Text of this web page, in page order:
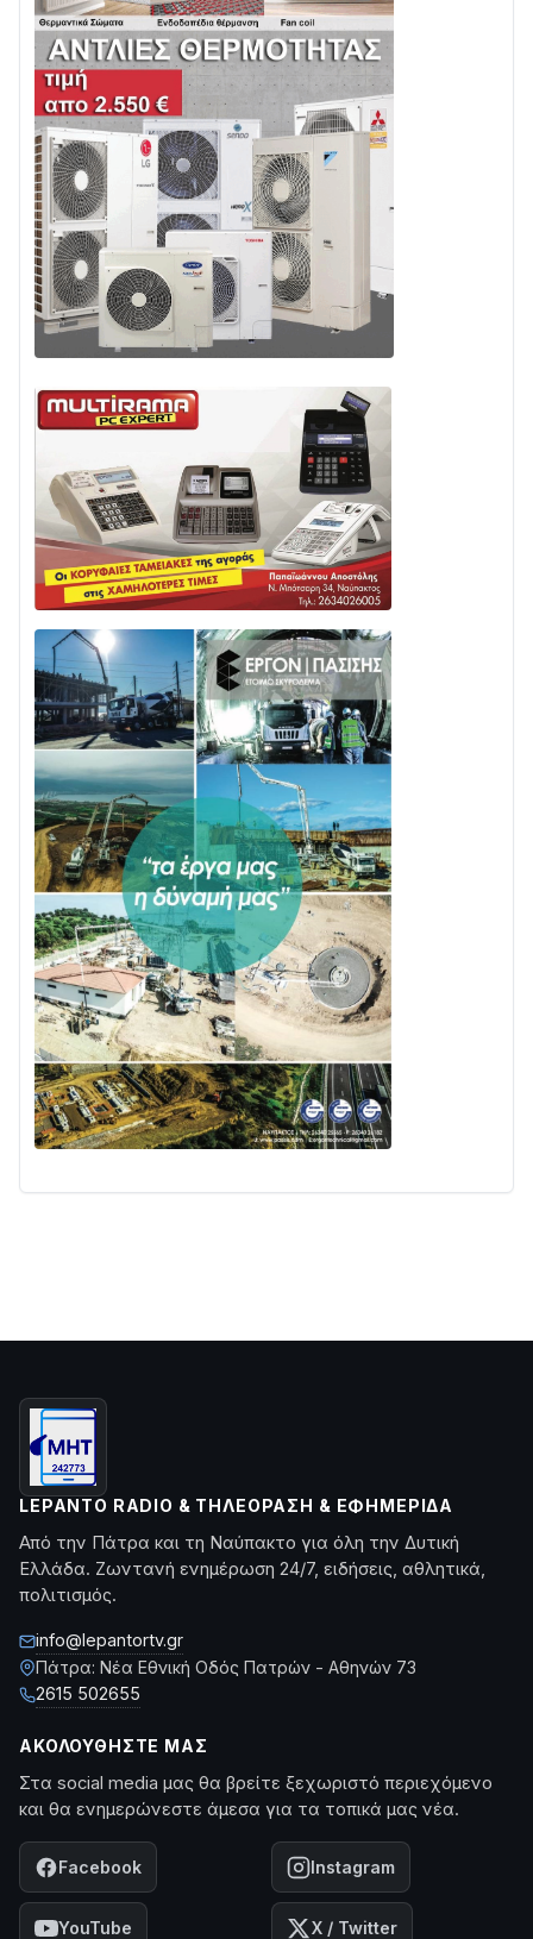
LEPANTO RADIO & ΤΗΛΕΌΡΑΣΗ & ΕΦΗΜΕΡΊΔΑ
Από την Πάτρα και τη Ναύπακτο για όλη την Δυτική
Ελλάδα. Ζωντανή ενημέρωση 24/7, ειδήσεις, αθλητικά,
πολιτισμός.
info@lepantortv.gr
Πάτρα: Νέα Εθνική Οδός Πατρών - Αθηνών 73
2615 502655
ΑΚΟΛΟΥΘΉΣΤΕ ΜΑΣ
Στα social media μας θα βρείτε ξεχωριστό περιεχόμενο
και θα ενημερώνεστε άμεσα για τα τοπικά μας νέα.
Facebook Instagram
YouTube X / Twitter